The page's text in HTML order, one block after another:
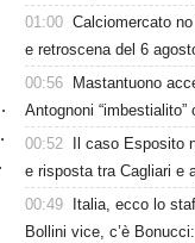
01:00 Calciomercato
e retroscena del 6
00:56
Mastantuono
Antognoni
00:52
Il caso Esposito
e risposta tra Cagliari e
00:49
Italia, ecco lo
Bollini vice, c’è